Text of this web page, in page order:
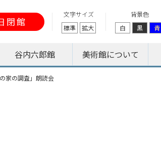
閉館
文字サイズ
標準
拡大
背景色
白
黒 青
谷内六郎館 美術館について
家の調査」朗読会